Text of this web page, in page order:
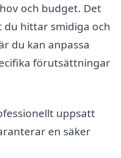
och budget. Det
du hittar smidiga och
du kan anpassa
förutsättningar
uppsatt
en säker